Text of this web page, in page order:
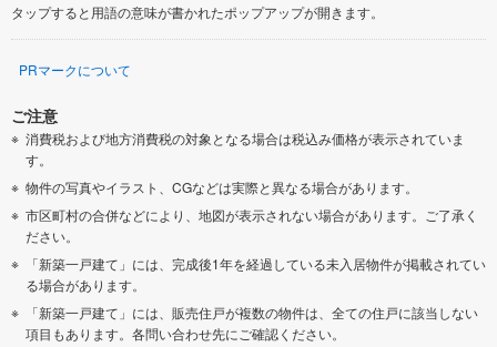
タップすると用語の意味が書かれたポップアップが開きます。
PRマークについて
ご注意
消費税および地方消費税の対象となる場合は税込み価格が表示されていま
す。
物件の写真やイラスト、CGなどは実際と異なる場合があります。
市区町村の合併などにより、地図が表示されない場合があります。ご了承く
ださい。
「新築一戸建て」には、完成後1年を経過している未入居物件が掲載されてい
る場合があります。
「新築一戸建て」には、販売住戸が複数の物件は、全ての住戸に該当しない
項目もあります。各問い合わせ先にご確認ください。